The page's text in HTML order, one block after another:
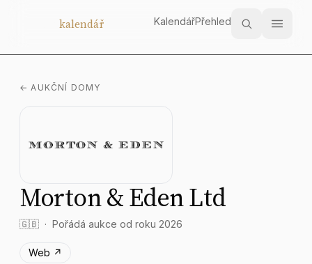
kalendář KalendářPřehled
← AUKČNÍ DOMY
Morton & Eden Ltd
🇬🇧 Pořádá aukce od roku 2026
Web ↗